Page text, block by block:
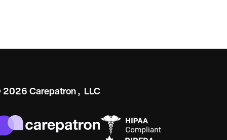
2026 Carepatron, LLC